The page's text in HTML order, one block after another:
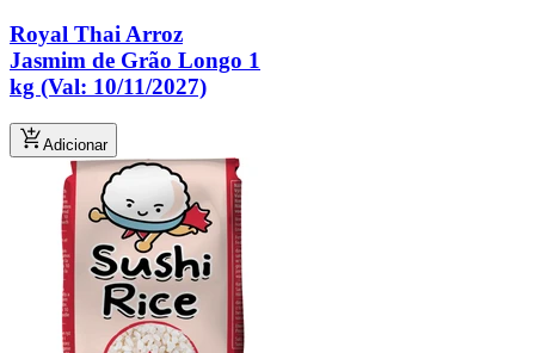
Royal Thai Arroz
Jasmim de Grão Longo 1
kg (Val: 10/11/2027)
Adicionar